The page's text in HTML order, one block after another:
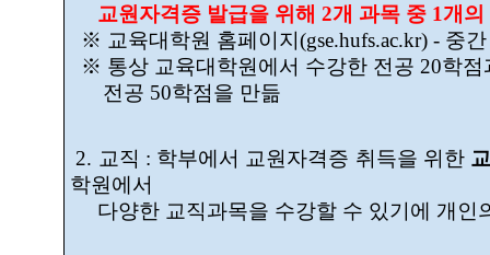
교원자격증 발급을 위해 2개 과목 중 1개
※ 교육대학원 홈페이지(gse.hufs.ac.kr) - 중
※ 통상 교육대학원에서 수강한 전공 20학
전공 50학점을 만듦
2. 교직 : 학부에서 교원자격증 취득을 위한
학원에서
다양한 교직과목을 수강할 수 있기에 개인